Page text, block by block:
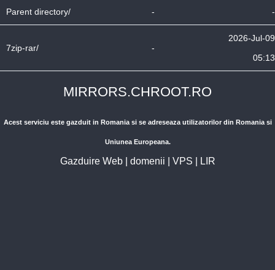
Parent directory/ - -
7zip-rar/ -
2026-Jul-09
05:13
MIRRORS.CHROOT.RO
Acest serviciu este gazduit in Romania si se adreseaza utilizatorilor din Romania si
Uniunea Europeana.
Gazduire Web| domenii VPS LIR